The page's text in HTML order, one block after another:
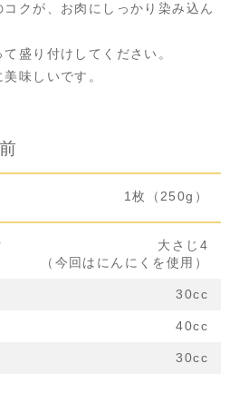
クが、お肉にしっかり染み込ん
盛り付けしてください。
味しいです。
1枚（250g）
大さじ4
（今回はにんにくを使用）
30cc
40cc
30cc